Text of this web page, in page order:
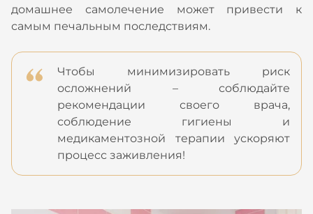
домашнее самолечение может привести к
самым печальным последствиям.
Чтобы минимизировать риск
осложнений – соблюдайте
рекомендации своего врача,
соблюдение гигиены и
медикаментозной терапии ускоряют
процесс заживления!